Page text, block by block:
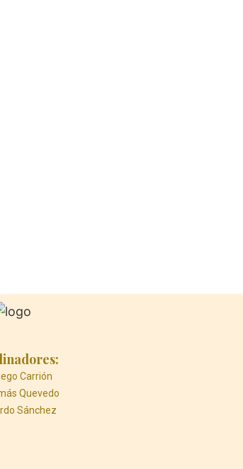
Carrión
Quevedo
Sánchez